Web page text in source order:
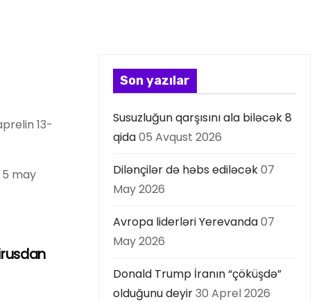
13-
5 may
Son yazılar
Susuzluğun qarşısını ala biləcək 8
qida05 Avqust 2026
Dilənçilər də həbs ediləcək07
May 2026
Avropa liderləri Yerevanda07
May 2026
Donald Trump İranın “çöküşdə”
olduğunu deyir30 Aprel 2026